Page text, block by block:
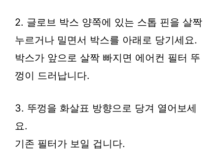
2. 글로브 박스 양쪽에 있는 스톱 핀을 살짝
누르거나 밀면서 박스를 아래로 당기세요.
박스가 앞으로 살짝 빠지면 에어컨 필터 뚜
껑이 드러납니다.
3. 뚜껑을 화살표 방향으로 당겨 열어보세
요.
기존 필터가 보일 겁니다.